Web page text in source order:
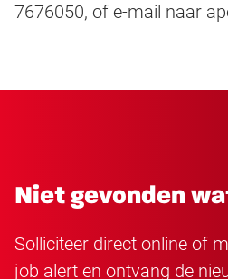
7676050, of e-mail naar
Niet gevonden
Solliciteer direct online of
job alert en ontvang de